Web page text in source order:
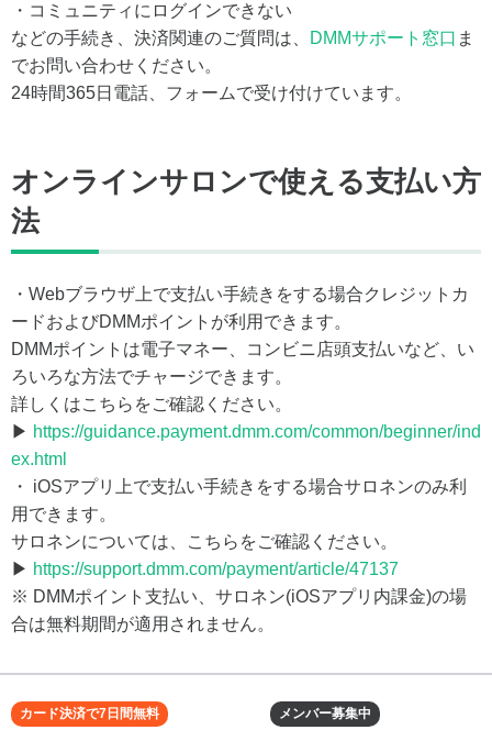
・コミュニティにログインできない
などの手続き、決済関連のご質問は、
DMMサポート窓口 ま
でお問い合わせください。
24時間365日電話、フォームで受け付けています。
オンラインサロンで使える支払い方
法
・Webブラウザ上で支払い手続きをする場合クレジットカ
ードおよびDMMポイントが利用できます。
DMMポイントは電子マネー、コンビニ店頭支払いなど、い
ろいろな方法でチャージできます。
詳しくはこちらをご確認ください。
▶ https://guidance.payment.dmm.com/common/beginner/ind
ex.html
・ iOSアプリ上で支払い手続きをする場合サロネンのみ利
用できます。
サロネンについては、こちらをご確認ください。
▶ https://support.dmm.com/payment/article/47137
※ DMMポイント支払い、サロネン(iOSアプリ内課金)の場
合は無料期間が適用されません。
メンバー募集中
カード決済で7日間無料